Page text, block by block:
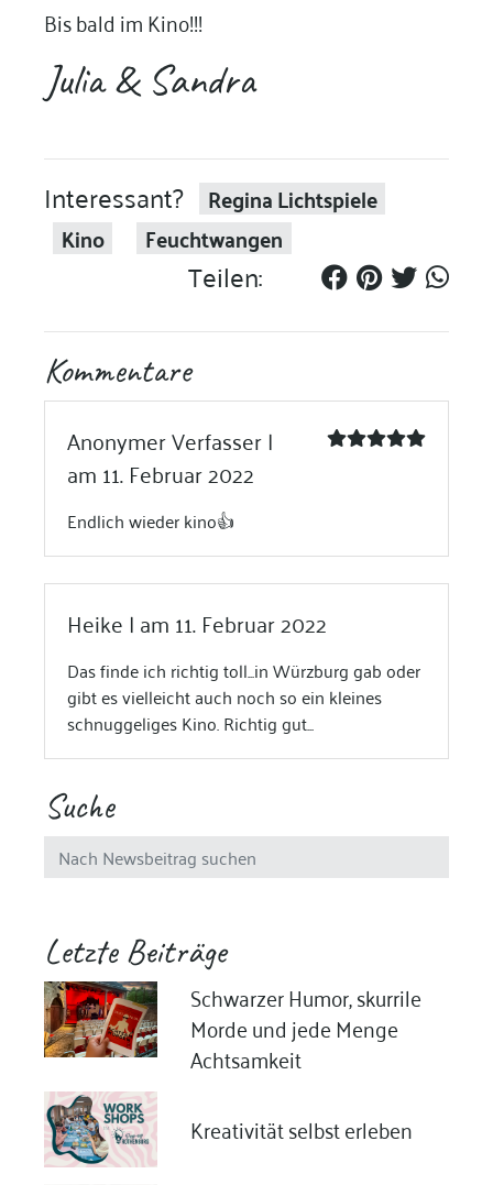
Bis bald im Kino!!!
Julia & Sandra
Interessant?
Regina Lichtspiele
Kino
Feuchtwangen
Teilen:
Kommentare
Anonymer Verfasser |
am 11. Februar 2022
Endlich wieder kino👍
Heike | am 11. Februar 2022
Das finde ich richtig toll...in Würzburg gab oder
gibt es vielleicht auch noch so ein kleines
schnuggeliges Kino. Richtig gut...
Suche
Letzte Beiträge
Schwarzer Humor, skurrile
Morde und jede Menge
Achtsamkeit
Kreativität selbst erleben